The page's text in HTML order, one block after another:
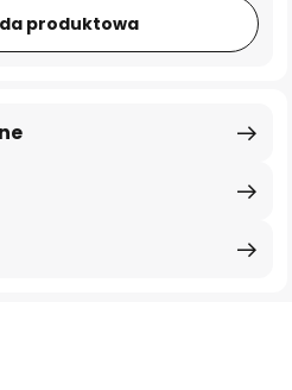
produktowa